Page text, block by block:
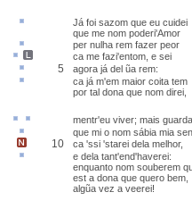
Já foi sazom que eu cuidei
que me nom poderi'Amor
per nulha rem fazer peor
ca me fazi'entom, e sei
5 agora já del ũa rem:
ca já m'em maior coita tem
por tal dona que nom direi,
mentr'eu viver; mais
que mi o nom sábia mia
10 ca 'ssi 'starei dela melhor,
e dela tant'end'haverei:
enquanto nom souberem
est a dona que quero bem,
algũa vez a veerei!